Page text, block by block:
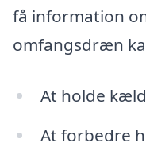
få information
omfangsdræn
At holde
At forbedre